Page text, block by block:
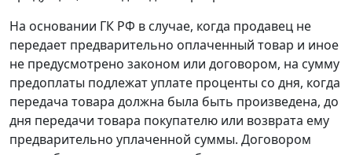
На основании ГК РФ в случае, когда продавец не
передает предварительно оплаченный товар и иное
не предусмотрено законом или договором, на сумму
предоплаты подлежат уплате проценты со дня, когда
передача товара должна была быть произведена, до
дня передачи товара покупателю или возврата ему
предварительно уплаченной суммы. Договором